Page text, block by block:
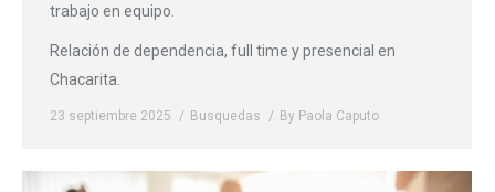
trabajo en equipo.
Relación de dependencia, full time y presencial en
Chacarita.
23 septiembre 2025 Busquedas By Paola Caputo